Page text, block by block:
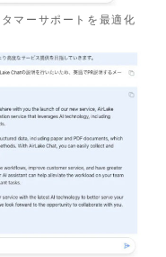
マーサポートを最適化